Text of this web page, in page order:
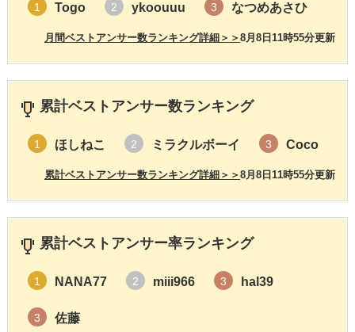
1 Togo 2 ykoouuu 3 なつめあさひ
8月8日11時55分更新
月間ベストアンサー数ランキング詳細＞＞
累計ベストアンサー数ランキング
1 ほしねこ 2 ミラクルボーイ 3 Coco
8月8日11時55分更新
累計ベストアンサー数ランキング詳細＞＞
累計ベストアンサー率ランキング
1 NANA77 2 miii966 3 hal39
3 佐藤